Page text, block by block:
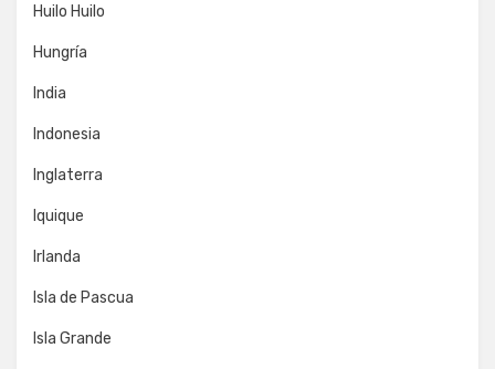
Huilo Huilo
Hungría
India
Indonesia
Inglaterra
Iquique
Irlanda
Isla de Pascua
Isla Grande